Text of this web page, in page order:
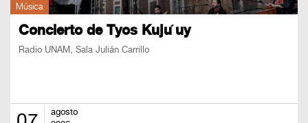
PRENSA
RECINTOS
BOLETOS
Música
Concierto de Tyos Kuju ́uy
Radio UNAM, Sala Julián Carrillo
agosto